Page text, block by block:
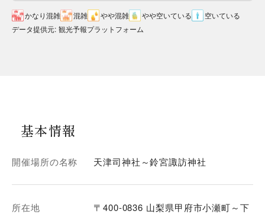
かなり混雑 混雑 やや混雑 やや空いている
空いている
データ提供元: 観光予報プラットフォーム
基本情報
開催場所の名称 天津司神社～鈴宮諏訪神社
所在地
〒400-0836 山梨県甲府市小瀬町～下